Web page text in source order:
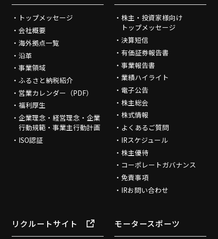
トップメッセージ
会社概要
海外拠点一覧
沿革
事業領域
ふるさと納税紹介
営業カレンダー（PDF）
福利厚生
企業理念・経営理念・企業
行動規範・事業主行動計画
ISO認証
株主・投資家様向け
トップメッセージ
決算短信
有価証券報告書
事業報告書
業績ハイライト
電子公告
株主総会
株式情報
よくあるご質問
IRスケジュール
株主優待
コーポレートガバナンス
免責事項
IRお問い合わせ
リクルートサイト モータースポーツ